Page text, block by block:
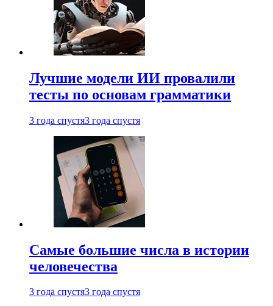
Лучшие модели ИИ провалили
тесты по основам грамматики
3 года спустя3 года спустя
Самые большие числа в истории
человечества
3 года спустя3 года спустя